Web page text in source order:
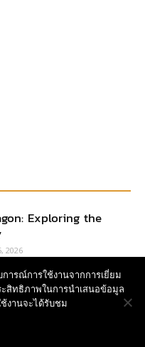
Exploring the
2026
of Thrones on
ารณ์การใช้งานจากการเยี่ยม
สิทธิภาพในการนำเสนอข้อมูล
ช้งานจะได้รับชม
Rate Card